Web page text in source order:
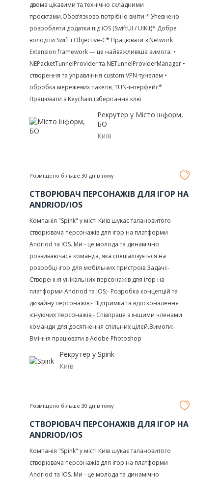
двома цікавими та технічно складними
проєктами.Обов’язково потрібно вміти:* Упевнено
розробляти додатки під iOS (SwiftUI / UIKit)* Добре
володіти Swift і Objective-C* Працювати з Network
Extension framework — це найважливіша вимога: •
NEPacketTunnelProvider та NETunnelProviderManager •
створення та управління custom VPN-тунелем •
обробка мережевих пакетів, TUN-інтерфейс*
Працювати з Keychain (зберігання клю
Рекрутер у Місто інформ,
БО
Київ
Розміщено більше 30 днів тому
СТВОРЮВАЧ ПЕРСОНАЖІВ ДЛЯ ІГОР НА
ANDRIOD/IOS
Компанія "Spink" у місті Київ шукає талановитого
створювача персонажів для ігор на платформи
Andriod та IOS. Ми - це молода та динамічно
розвиваючася команда, яка спеціалізується на
розробці ігор для мобільних пристроїв.Задачі:-
Створення унікальних персонажів для ігор на
платформи Andriod та IOS;- Розробка концепцій та
дизайну персонажів;- Підтримка та вдосконалення
існуючих персонажів;- Співпраця з іншими членами
команди для досягнення спільних цілей.Вимоги:-
Вміння працювати в Adobe Photoshop
Рекрутер у Spink
Київ
Розміщено більше 30 днів тому
СТВОРЮВАЧ ПЕРСОНАЖІВ ДЛЯ ІГОР НА
ANDRIOD/IOS
Компанія "Spink" у місті Київ шукає талановитого
створювача персонажів для ігор на платформи
Andriod та IOS. Ми - це молода та динамічно